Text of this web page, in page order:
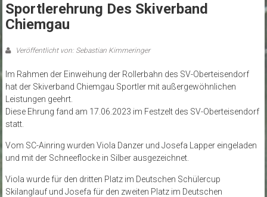
Sportlerehrung Des Skiverband
Chiemgau
Veröffentlicht von: Sebastian Kimmeringer
Im Rahmen der Einweihung der Rollerbahn des SV-Oberteisendorf
hat der Skiverband Chiemgau Sportler mit außergewöhnlichen
Leistungen geehrt.
Diese Ehrung fand am 17.06.2023 im Festzelt des SV-Oberteisendorf
statt.
Vom SC-Ainring wurden Viola Danzer und Josefa Lapper eingeladen
und mit der Schneeflocke in Silber ausgezeichnet.
Viola wurde für den dritten Platz im Deutschen Schülercup
Skilanglauf und Josefa für den zweiten Platz im Deutschen